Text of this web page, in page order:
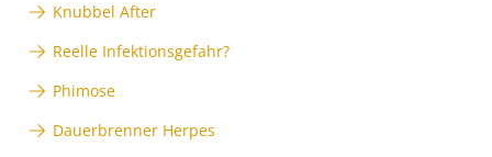
Knubbel After
Reelle Infektionsgefahr?
Phimose
Dauerbrenner Herpes